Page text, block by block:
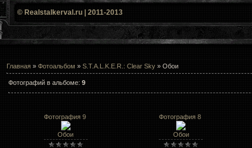
© Realstalkerval.ru | 2011-2013
Главная» Фотоальбом » S.T.A.L.K.E.R.: Clear Sky» Обои
Фотографий в альбоме: 9
Фотография 9
Обои
Фотография 8
Обои